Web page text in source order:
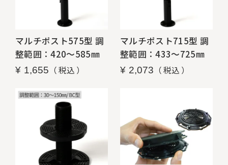
マルチポスト575型 調
整範囲：420～585㎜
¥ 1,655 税込
マルチポスト715型 調
整範囲：433～725㎜
¥ 2,073 税込